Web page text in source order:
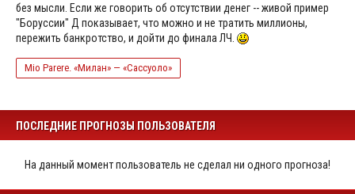
без мысли. Если же говорить об отсутствии денег -- живой пример
"Боруссии" Д показывает, что можно и не тратить миллионы,
пережить банкротство, и дойти до финала ЛЧ.
Mio Parere. «Милан» — «Сассуоло»
ПОСЛЕДНИЕ ПРОГНОЗЫ ПОЛЬЗОВАТЕЛЯ
На данный момент пользователь не сделал ни одного прогноза!